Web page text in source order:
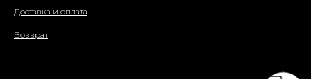
Доставка и оплата
Возврат